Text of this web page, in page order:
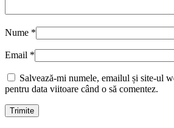
Nume *
Email *
Salvează-mi numele, emailul și site-ul
pentru data viitoare când o să comentez.